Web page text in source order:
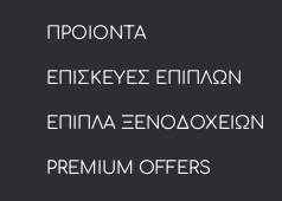
ΠΡΟΙΟΝΤΑ
ΕΠΙΣΚΕΥΕΣ ΕΠΙΠΛΩΝ
ΕΠΙΠΛΑ ΞΕΝΟΔΟΧΕΙΩΝ
PREMIUM OFFERS